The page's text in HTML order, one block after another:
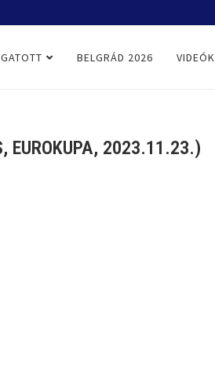
BELGRÁD 2026 VIDEÓK
EUROKUPA, 2023.11.23.)